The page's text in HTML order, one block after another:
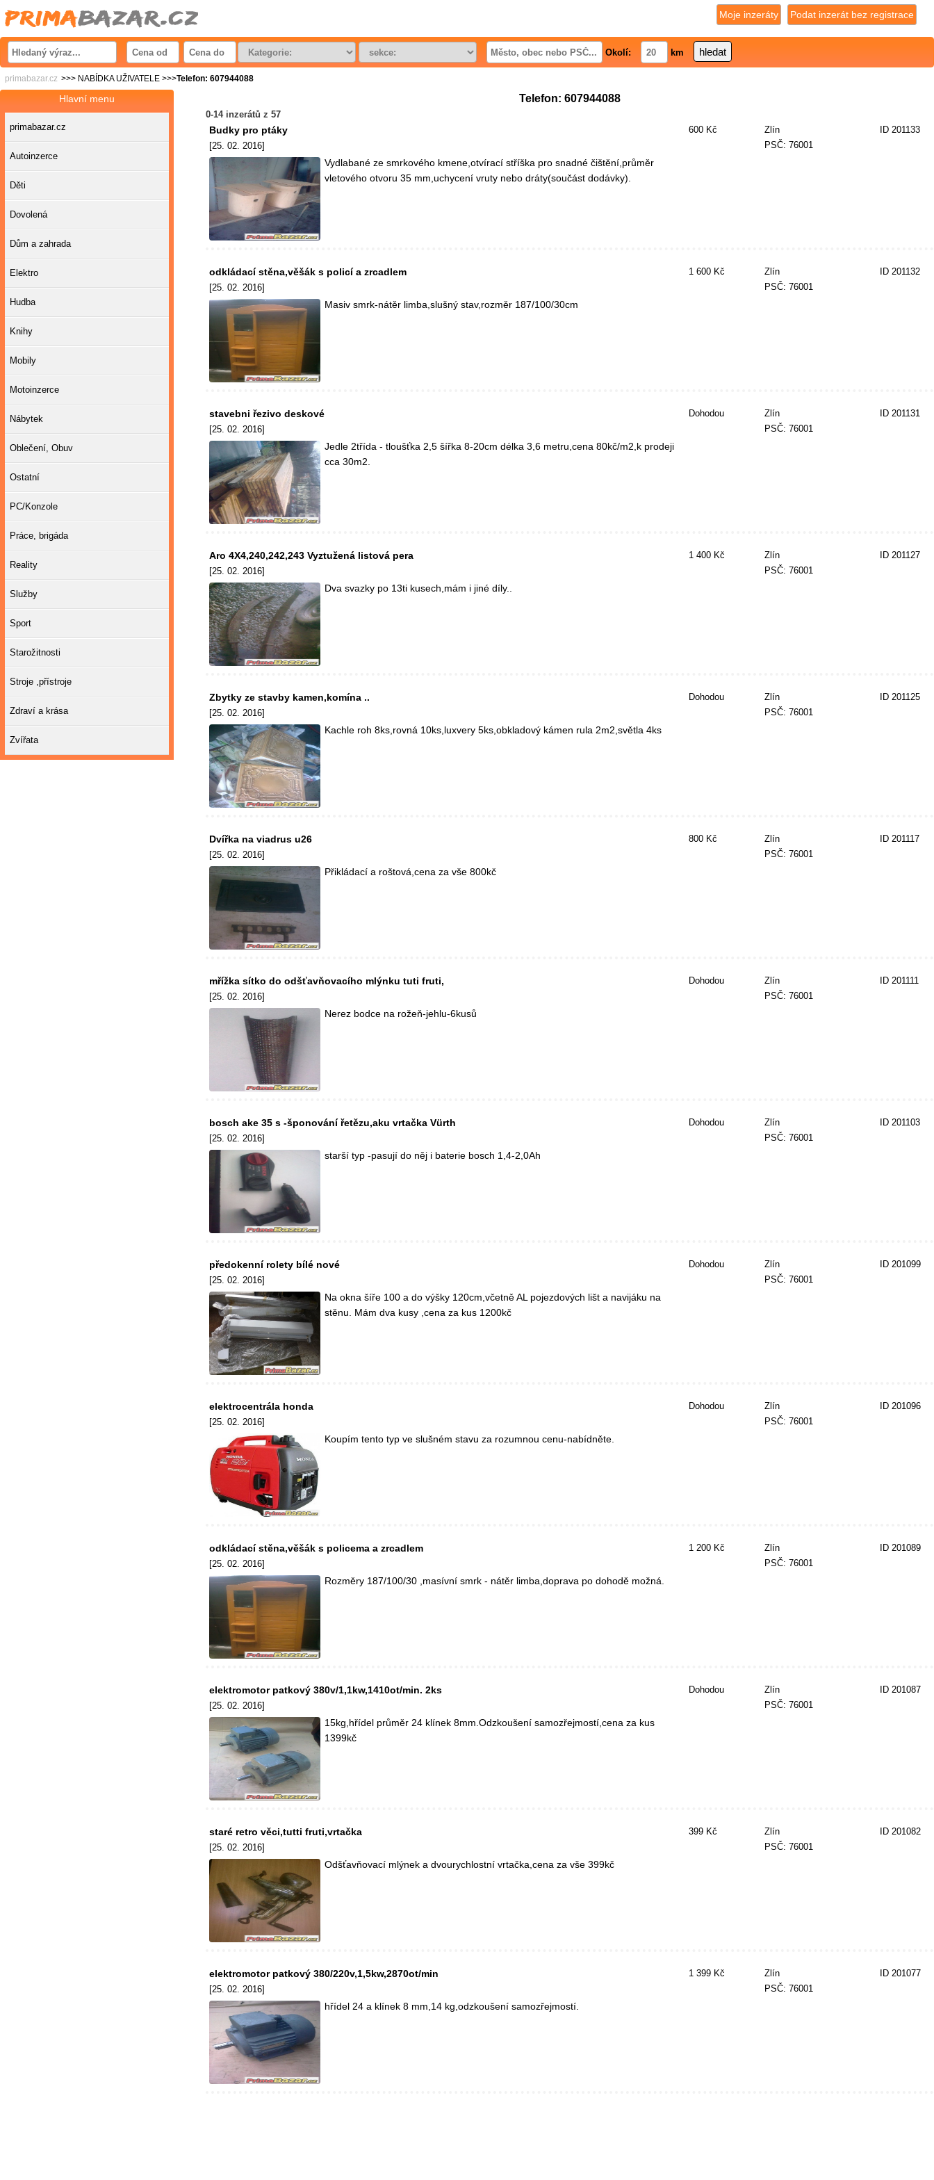
Podat inzerát bez registrace
Moje inzeráty
Okolí: km
primabazar.cz >>> NABÍDKA UŽIVATELE >>>Telefon: 607944088
Telefon: 607944088
0-14 inzerátů z 57
Budky pro ptáky
[25. 02. 2016]
Vydlabané ze smrkového kmene,otvírací stříška pro snadné čištění,průměr
vletového otvoru 35 mm,uchycení vruty nebo dráty(součást dodávky).
600 Kč
Zlín
PSČ: 76001
ID 201133
odkládací stěna,věšák s policí a zrcadlem
[25. 02. 2016]
Masiv smrk-nátěr limba,slušný stav,rozměr 187/100/30cm
1 600 Kč
Zlín
PSČ: 76001
ID 201132
stavebni řezivo deskové
[25. 02. 2016]
Jedle 2třída - tloušťka 2,5 šířka 8-20cm délka 3,6 metru,cena 80kč/m2,k prodeji
cca 30m2.
Dohodou
Zlín
PSČ: 76001
ID 201131
Aro 4X4,240,242,243 Vyztužená listová pera
[25. 02. 2016]
Dva svazky po 13ti kusech,mám i jiné díly..
1 400 Kč
Zlín
PSČ: 76001
ID 201127
Zbytky ze stavby kamen,komína ..
[25. 02. 2016]
Kachle roh 8ks,rovná 10ks,luxvery 5ks,obkladový kámen rula 2m2,světla 4ks
Dohodou
Zlín
PSČ: 76001
ID 201125
Dvířka na viadrus u26
[25. 02. 2016]
Přikládací a roštová,cena za vše 800kč
800 Kč
Zlín
PSČ: 76001
ID 201117
mřížka sítko do odšťavňovacího mlýnku tuti fruti,
[25. 02. 2016]
Nerez bodce na rožeň-jehlu-6kusů
Dohodou
Zlín
PSČ: 76001
ID 201111
bosch ake 35 s -šponování řetězu,aku vrtačka Vürth
[25. 02. 2016]
starší typ -pasují do něj i baterie bosch 1,4-2,0Ah
Dohodou
Zlín
PSČ: 76001
ID 201103
předokenní rolety bílé nové
[25. 02. 2016]
Na okna šíře 100 a do výšky 120cm,včetně AL pojezdových lišt a navijáku na
stěnu. Mám dva kusy ,cena za kus 1200kč
Dohodou
Zlín
PSČ: 76001
ID 201099
elektrocentrála honda
[25. 02. 2016]
Koupím tento typ ve slušném stavu za rozumnou cenu-nabídněte.
Dohodou
Zlín
PSČ: 76001
ID 201096
odkládací stěna,věšák s policema a zrcadlem
[25. 02. 2016]
Rozměry 187/100/30 ,masívní smrk - nátěr limba,doprava po dohodě možná.
1 200 Kč
Zlín
PSČ: 76001
ID 201089
elektromotor patkový 380v/1,1kw,1410ot/min. 2ks
[25. 02. 2016]
15kg,hřídel průměr 24 klínek 8mm.Odzkoušení samozřejmostí,cena za kus
1399kč
Dohodou
Zlín
PSČ: 76001
ID 201087
staré retro věci,tutti fruti,vrtačka
[25. 02. 2016]
Odšťavňovací mlýnek a dvourychlostní vrtačka,cena za vše 399kč
399 Kč
Zlín
PSČ: 76001
ID 201082
elektromotor patkový 380/220v,1,5kw,2870ot/min
[25. 02. 2016]
hřídel 24 a klínek 8 mm,14 kg,odzkoušení samozřejmostí.
1 399 Kč
Zlín
PSČ: 76001
ID 201077
Hlavní menu
primabazar.cz
Autoinzerce
Děti
Dovolená
Dům a zahrada
Elektro
Hudba
Knihy
Mobily
Motoinzerce
Nábytek
Oblečení, Obuv
Ostatní
PC/Konzole
Práce, brigáda
Reality
Služby
Sport
Starožitnosti
Stroje ,přístroje
Zdraví a krása
Zvířata